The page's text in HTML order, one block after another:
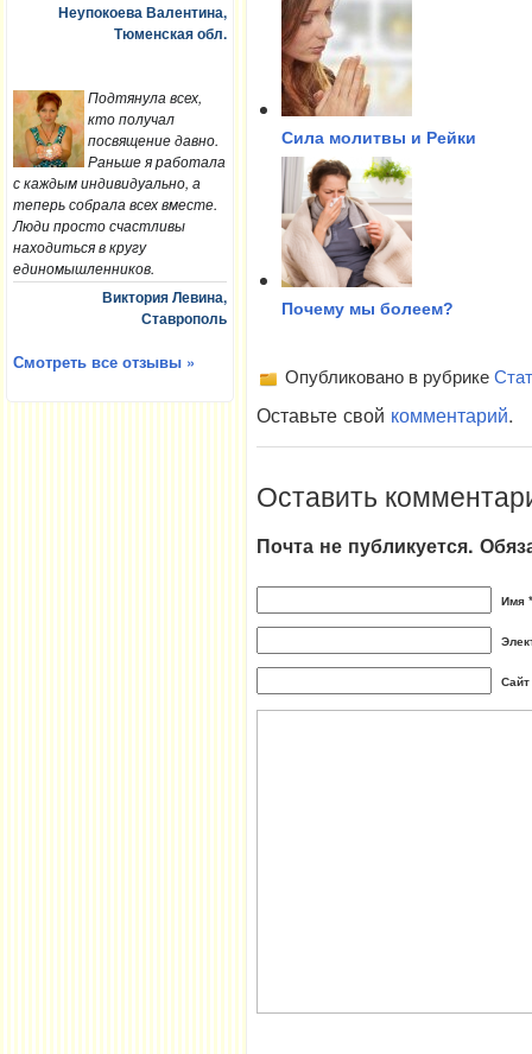
Неупокоева Валентина,
Тюменская обл.
Подтянула всех,
кто получал
посвящение давно.
Раньше я работала
с каждым индивидуально, а
теперь собрала всех вместе.
Люди просто счастливы
находиться в кругу
единомышленников.
Виктория Левина,
Ставрополь
Смотреть все отзывы »
Сила молитвы и Рейки
Почему мы болеем?
Опубликовано в рубрике
Оставьте свой комментарий.
Оставить
Почта не публикуется.
Имя *
Сайт